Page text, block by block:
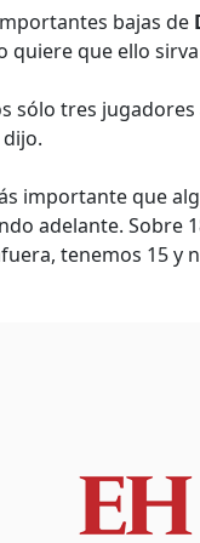
bajas de
quiere que ello
sólo tres
importante que
adelante. Sobre
tenemos 15 y